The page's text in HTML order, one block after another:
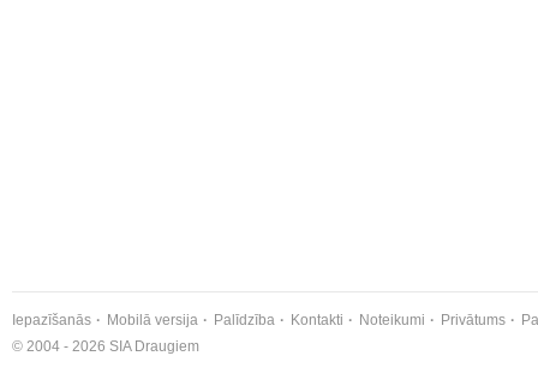
Iepazīšanās Mobilā versija Palīdzība Kontakti Noteikumi Privātums
© 2004 - 2026 SIA Draugiem